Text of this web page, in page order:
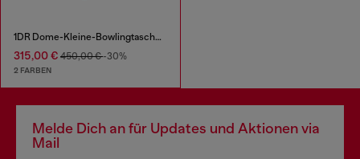
1DR Dome-Kleine-Bowlingtasche aus Leder in Schlangenoptik
315,00 € 450,00 €-30%
2 FARBEN
Melde Dich an für Updates und Aktionen via
Mail